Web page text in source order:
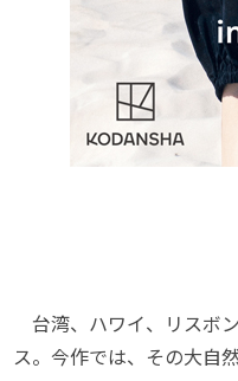
台湾、ハワイ、リスボ
ス。今作では、その大自